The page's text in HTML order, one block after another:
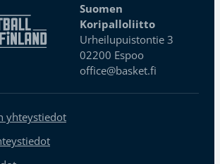
Suomen
Koripalloliitto
Urheilupuistontie 3
02200 Espoo
office@basket.fi
yhteystiedot